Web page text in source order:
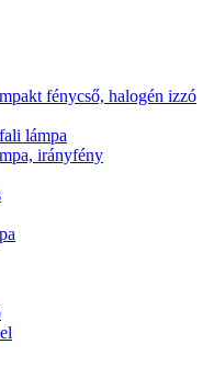
fénycső, halogén izzó
lámpa
irányfény